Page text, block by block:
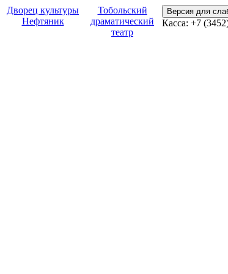
Дворец культуры
Нефтяник
Тобольский
драматический
театр
Версия для
Касса: +7